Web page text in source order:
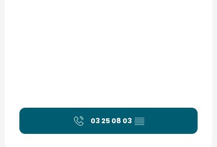
03 25 08 03 ▒▒